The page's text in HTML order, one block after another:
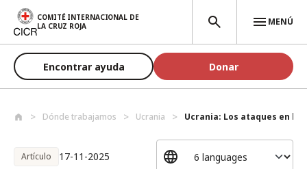
Pasar al contenido principal
COMITÉ INTERNACIONAL DE
LA CRUZ ROJA
MENÚ
Encontrar ayuda Donar
Dónde trabajamos Ucrania Ucrania: Los ataques en
Artículo 17-11-2025